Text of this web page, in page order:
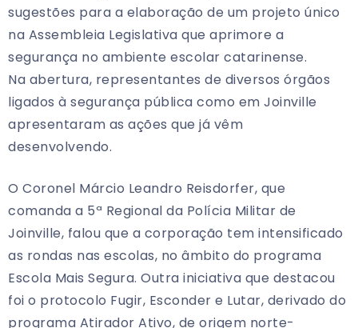
sugestões para a elaboração de um projeto único
na Assembleia Legislativa que aprimore a
segurança no ambiente escolar catarinense.
Na abertura, representantes de diversos órgãos
ligados à segurança pública como em Joinville
apresentaram as ações que já vêm
desenvolvendo.
O Coronel Márcio Leandro Reisdorfer, que
comanda a 5ª Regional da Polícia Militar de
Joinville, falou que a corporação tem intensificado
as rondas nas escolas, no âmbito do programa
Escola Mais Segura. Outra iniciativa que destacou
foi o protocolo Fugir, Esconder e Lutar, derivado do
programa Atirador Ativo, de origem norte-